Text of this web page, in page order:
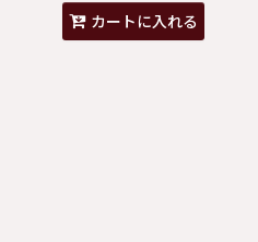
カートに入れる